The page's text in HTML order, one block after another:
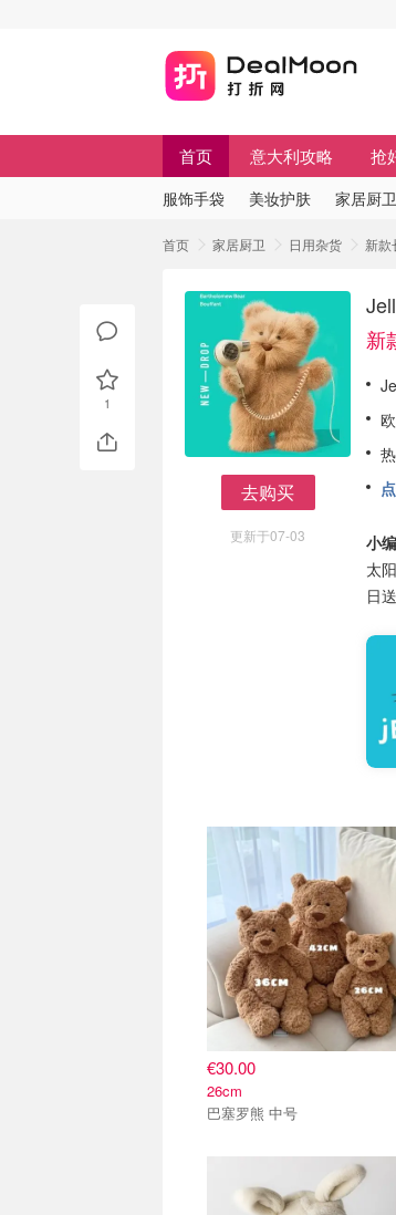
首页 意大利攻略 抢
服饰手袋 美妆护肤 家居厨卫
首页 家居厨卫 日用杂货 新款
去购买
更新于07-03
新
小
太
日
€30.00
26cm
巴塞罗熊 中号
1